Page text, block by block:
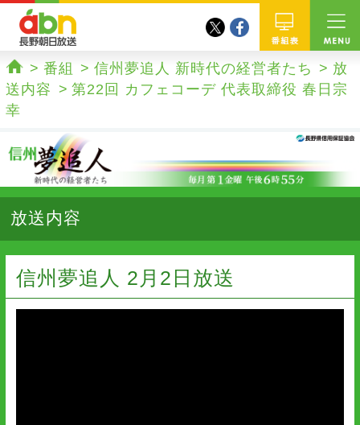
番組
twitterfacebook
ホーム
番組 信州夢追人 新時代の経営者たち
放
送内容
第22回 カフェコーデ 代表取締役 春日宗
幸
放送内容
信州夢追人 2月2日放送